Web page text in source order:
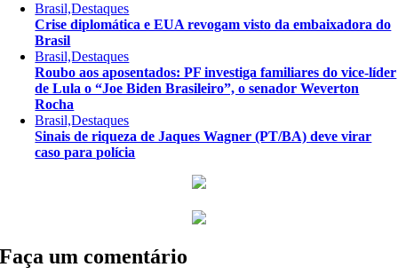
Brasil,Destaques
Crise diplomática e EUA revogam visto da embaixadora do
Brasil
Brasil,Destaques
Roubo aos aposentados: PF investiga familiares do vice-líder
de Lula o “Joe Biden Brasileiro”, o senador Weverton
Rocha
Brasil,Destaques
Sinais de riqueza de Jaques Wagner (PT/BA) deve virar
caso para polícia
Faça um comentário